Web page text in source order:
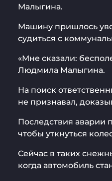
Малыгина.
Машину пришлось
судиться с
«Мне сказали:
Людмила Малыгина.
На поиск
не признавал,
Последствия аварии
чтобы уткнуться
Сейчас в таких
когда автомобиль